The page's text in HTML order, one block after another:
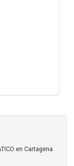
en Cartagena